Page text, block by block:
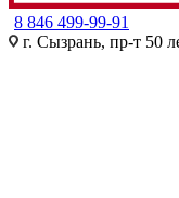
8 846 499-99-91
г. Сызрань, пр-т 50